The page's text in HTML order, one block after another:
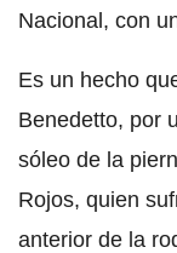
Nacional, con
Es un hecho
Benedetto, por
sóleo de la
Rojos, quien
anterior de la